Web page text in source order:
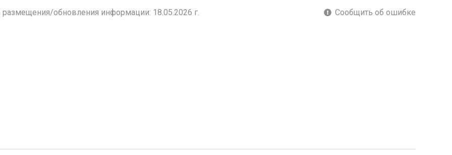
размещения/обновления информации: 18.05.2026 г. Сообщить об ошибке